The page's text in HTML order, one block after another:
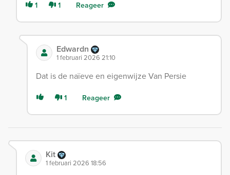
1 1 Reageer
Edwardn
1 februari 2026 21:10
Dat is de naïeve en eigenwijze Van Persie
1 Reageer
Kit
1 februari 2026 18:56